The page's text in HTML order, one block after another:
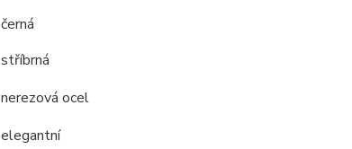
černá
stříbrná
nerezová ocel
elegantní